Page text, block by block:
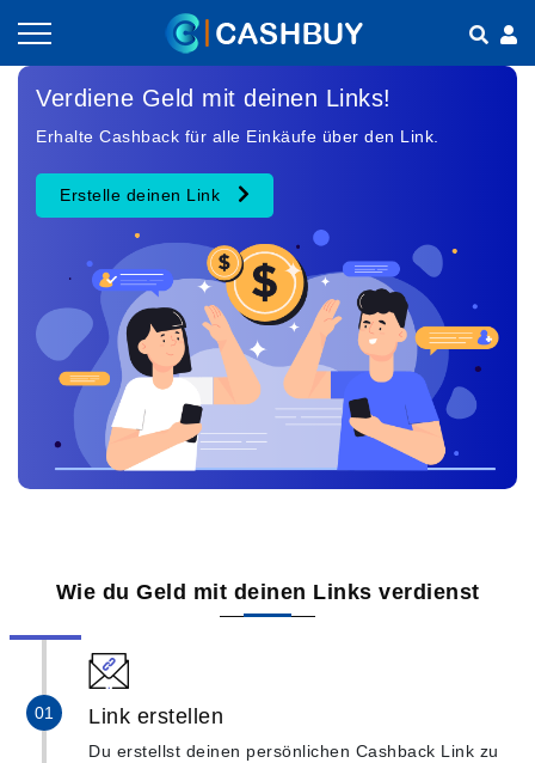
Verdiene Geld mit deinen Links!
Erhalte Cashback für alle Einkäufe über den Link.
Erstelle deinen Link
Wie du Geld mit deinen Links verdienst
Link erstellen
Du erstellst deinen persönlichen Cashback Link zu
Gutscheine nach Kategorien
So geht Cashback
Teilen & Verdienen
Häufig gestellte Fragen